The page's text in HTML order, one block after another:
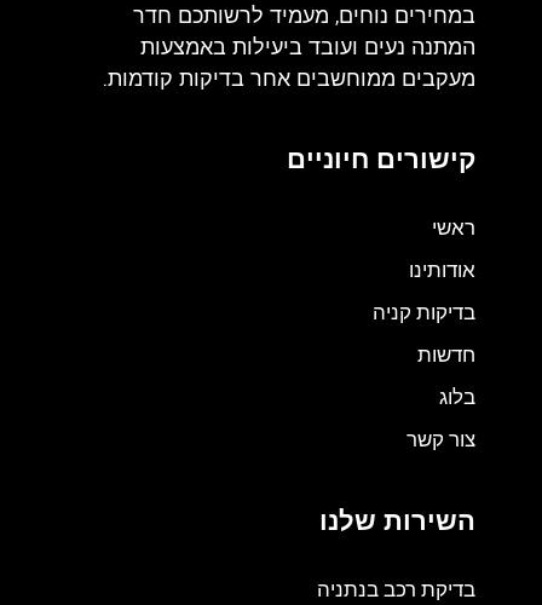
במחירים נוחים, מעמיד לרשותכם חדר
המתנה נעים ועובד ביעילות באמצעות
מעקבים ממוחשבים אחר בדיקות קודמות.
קישורים חיוניים
ראשי
אודותינו
בדיקות קניה
חדשות
בלוג
צור קשר
השירות שלנו
בדיקת רכב בנתניה